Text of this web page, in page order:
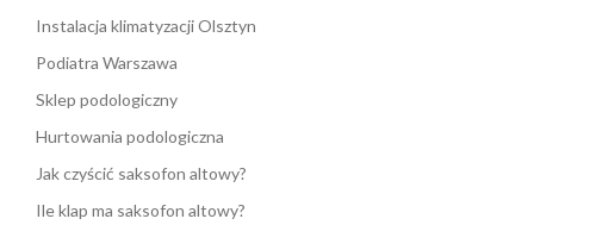
Instalacja klimatyzacji Olsztyn
Podiatra Warszawa
Sklep podologiczny
Hurtowania podologiczna
Jak czyścić saksofon altowy?
Ile klap ma saksofon altowy?